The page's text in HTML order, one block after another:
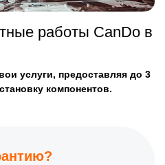
работы CanDo в
услуги, предоставляя до 3
компонентов.